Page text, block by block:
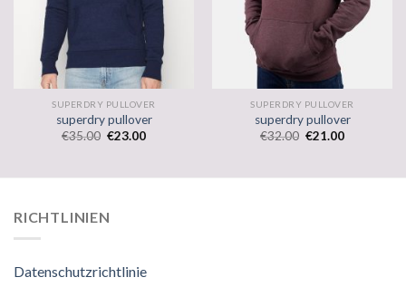
SUPERDRY PULLOVER
superdry pullover
€35.00 €23.00
SUPERDRY PULLOVER
superdry pullover
€32.00 €21.00
RICHTLINIEN
Datenschutzrichtlinie